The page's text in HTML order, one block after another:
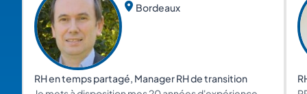
Bordeaux
RH en temps partagé, Manager RH de transition